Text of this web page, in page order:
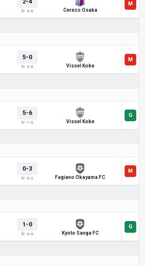
İY: 0-0 Cerezo Osaka
5-0
İY: 2-0 Vissel Kobe
5-6
İY: 1-0 Vissel Kobe
0-3
İY: 0-2 Fagiano Okayama FC
1-0
İY: 0-0 Kyoto Sanga FC